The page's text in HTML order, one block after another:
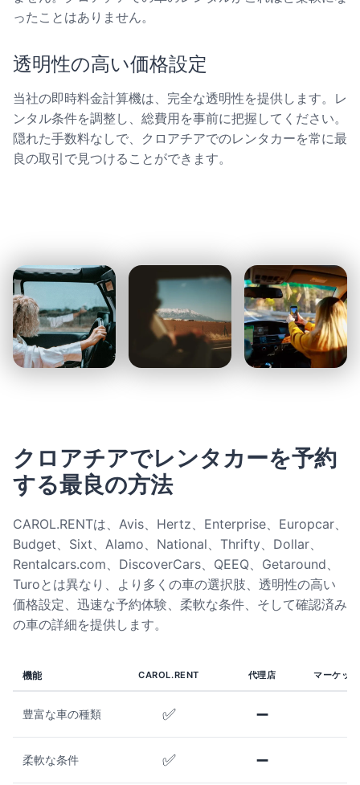
ったことはありません。
透明性の高い価格設定
当社の即時料金計算機は、完全な透明性を提供します。レ
ンタル条件を調整し、総費用を事前に把握してください。
隠れた手数料なしで、クロアチアでのレンタカーを常に最
良の取引で見つけることができます。
クロアチアでレンタカーを予約
する最良の方法
CAROL.RENTは、Avis、Hertz、Enterprise、Europcar、
Budget、Sixt、Alamo、National、Thrifty、Dollar、
Rentalcars.com、DiscoverCars、QEEQ、Getaround、
Turoとは異なり、より多くの車の選択肢、透明性の高い
価格設定、迅速な予約体験、柔軟な条件、そして確認済み
の車の詳細を提供します。
機能 CAROL.RENT 代理店 マーケッ
豊富な車の種類 ✅ ➖
柔軟な条件 ✅ ➖